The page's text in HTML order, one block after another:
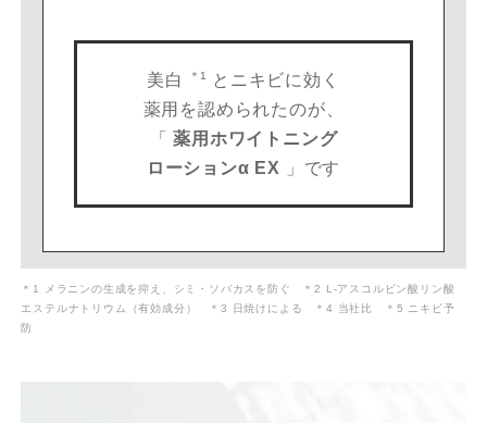
美白 ＊1
とニキビに効く
薬用を認められたのが、
「薬用ホワイトニング
ローションα EX
」です
＊1 メラニンの生成を抑え、シミ・ソバカスを防ぐ ＊2 L-アスコルビン酸リン酸
エステルナトリウム（有効成分） ＊3 日焼けによる ＊4 当社比 ＊5 ニキビ予
防